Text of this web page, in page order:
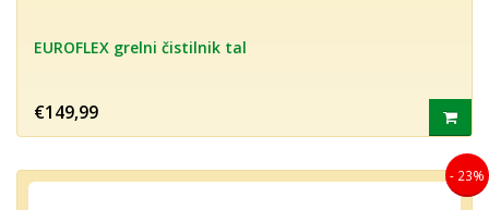
EUROFLEX grelni čistilnik tal
€149,99
- 23%